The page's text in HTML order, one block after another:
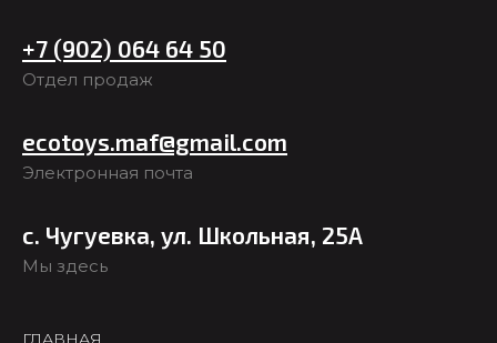
+7 (902) 064 64 50
Отдел продаж
ecotoys.maf@gmail.com
Электронная почта
с. Чугуевка, ул. Школьная, 25А
Мы здесь
ГЛАВНАЯ